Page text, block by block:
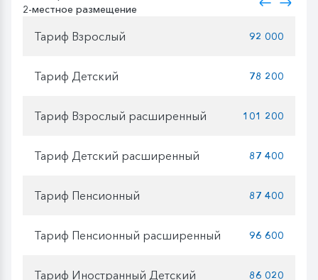
2-местное размещение
Тариф Взрослый 92 000
Тариф Детский 78 200
Тариф Взрослый расширенный 101 200
Тариф Детский расширенный 87 400
Тариф Пенсионный 87 400
Тариф Пенсионный расширенный 96 600
Тариф Иностранный Детский 86 020